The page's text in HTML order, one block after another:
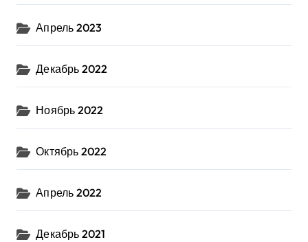
Апрель 2023
Декабрь 2022
Ноябрь 2022
Октябрь 2022
Апрель 2022
Декабрь 2021